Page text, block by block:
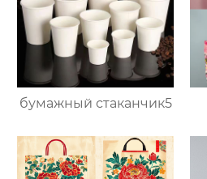
бумажный стаканчик5